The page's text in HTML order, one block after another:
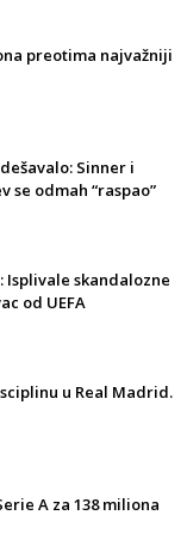
preotima najvažniji
Sinner i
se odmah “raspao”
skandalozne
od UEFA
u Real Madrid.
A za 138 miliona